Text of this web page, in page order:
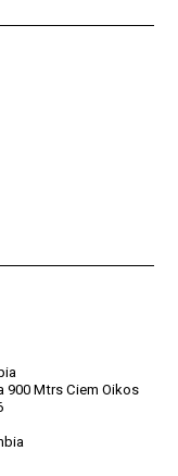
900 Mtrs Ciem Oikos